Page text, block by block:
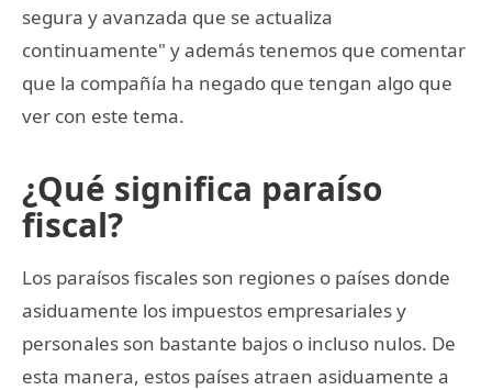
segura y avanzada que se actualiza
continuamente" y además tenemos que comentar
que la compañía ha negado que tengan algo que
ver con este tema.
¿Qué significa paraíso
fiscal?
Los paraísos fiscales son regiones o países donde
asiduamente los impuestos empresariales y
personales son bastante bajos o incluso nulos. De
esta manera, estos países atraen asiduamente a